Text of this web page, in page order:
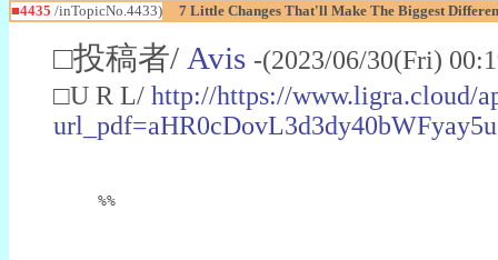
■4435 /inTopicNo.4433) 7 Little Changes That'll Make The Biggest
□投稿者/ Avis -(2023/06/30(Fri)
□U R L/ http://https://www.ligra.cloud/
%%